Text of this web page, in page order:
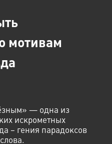
мотивам
— одна из
искрометных
– гения парадоксов